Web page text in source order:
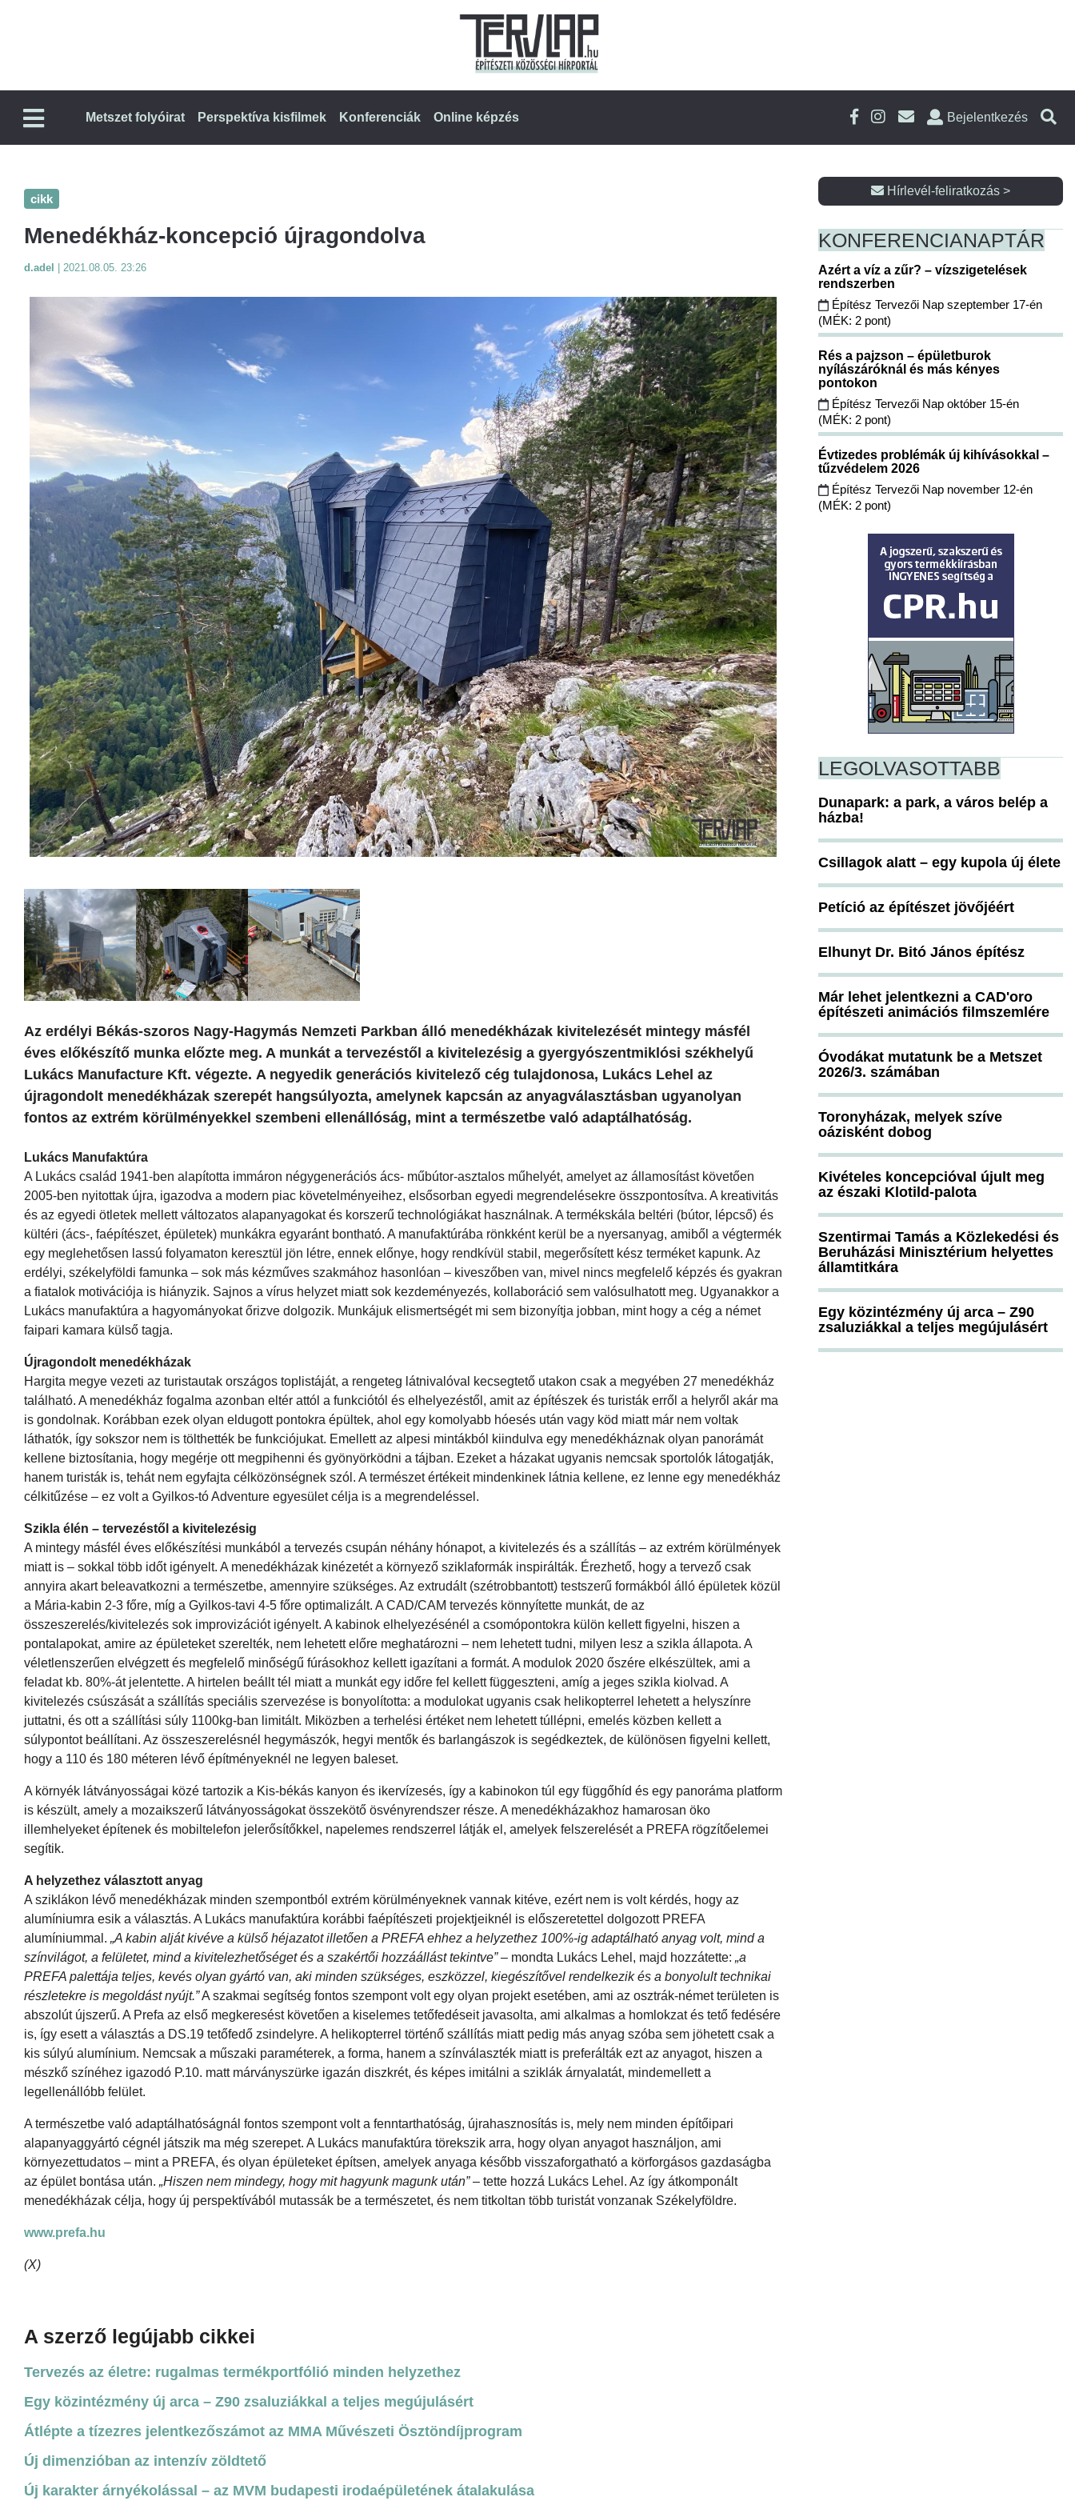
Metszet folyóirat Perspektíva kisfilmek Konferenciák Online képzés Bejelentkezés
cikk
Menedékház-koncepció újragondolva
d.adel 2021.08.05. 23:26
Az erdélyi Békás-szoros Nagy-Hagymás Nemzeti Parkban álló menedékházak kivitelezését mintegy másfél
éves előkészítő munka előzte meg. A munkát a tervezéstől a kivitelezésig a gyergyószentmiklósi székhelyű
Lukács Manufacture Kft. végezte. A negyedik generációs kivitelező cég tulajdonosa, Lukács Lehel az
újragondolt menedékházak szerepét hangsúlyozta, amelynek kapcsán az anyagválasztásban ugyanolyan
fontos az extrém körülményekkel szembeni ellenállóság, mint a természetbe való adaptálhatóság.
Lukács Manufaktúra
A Lukács család 1941-ben alapította immáron négygenerációs ács- műbútor-asztalos műhelyét, amelyet az államosítást követően
2005-ben nyitottak újra, igazodva a modern piac követelményeihez, elsősorban egyedi megrendelésekre összpontosítva. A kreativitás
és az egyedi ötletek mellett változatos alapanyagokat és korszerű technológiákat használnak. A termékskála beltéri (bútor, lépcső) és
kültéri (ács-, faépítészet, épületek) munkákra egyaránt bontható. A manufaktúrába rönkként kerül be a nyersanyag, amiből a végtermék
egy meglehetősen lassú folyamaton keresztül jön létre, ennek előnye, hogy rendkívül stabil, megerősített kész terméket kapunk. Az
erdélyi, székelyföldi famunka – sok más kézműves szakmához hasonlóan – kiveszőben van, mivel nincs megfelelő képzés és gyakran
a fiatalok motivációja is hiányzik. Sajnos a vírus helyzet miatt sok kezdeményezés, kollaboráció sem valósulhatott meg. Ugyanakkor a
Lukács manufaktúra a hagyományokat őrizve dolgozik. Munkájuk elismertségét mi sem bizonyítja jobban, mint hogy a cég a német
faipari kamara külső tagja.
Újragondolt menedékházak
Hargita megye vezeti az turistautak országos toplistáját, a rengeteg látnivalóval kecsegtető utakon csak a megyében 27 menedékház
található. A menedékház fogalma azonban eltér attól a funkciótól és elhelyezéstől, amit az építészek és turisták erről a helyről akár ma
is gondolnak. Korábban ezek olyan eldugott pontokra épültek, ahol egy komolyabb hóesés után vagy köd miatt már nem voltak
láthatók, így sokszor nem is tölthették be funkciójukat. Emellett az alpesi mintákból kiindulva egy menedékháznak olyan panorámát
kellene biztosítania, hogy megérje ott megpihenni és gyönyörködni a tájban. Ezeket a házakat ugyanis nemcsak sportolók látogatják,
hanem turisták is, tehát nem egyfajta célközönségnek szól. A természet értékeit mindenkinek látnia kellene, ez lenne egy menedékház
célkitűzése – ez volt a Gyilkos-tó Adventure egyesület célja is a megrendeléssel.
Szikla élén – tervezéstől a kivitelezésig
A mintegy másfél éves előkészítési munkából a tervezés csupán néhány hónapot, a kivitelezés és a szállítás – az extrém körülmények
miatt is – sokkal több időt igényelt. A menedékházak kinézetét a környező sziklaformák inspirálták. Érezhető, hogy a tervező csak
annyira akart beleavatkozni a természetbe, amennyire szükséges. Az extrudált (szétrobbantott) testszerű formákból álló épületek közül
a Mária-kabin 2-3 főre, míg a Gyilkos-tavi 4-5 főre optimalizált. A CAD/CAM tervezés könnyítette munkát, de az
összeszerelés/kivitelezés sok improvizációt igényelt. A kabinok elhelyezésénél a csomópontokra külön kellett figyelni, hiszen a
pontalapokat, amire az épületeket szerelték, nem lehetett előre meghatározni – nem lehetett tudni, milyen lesz a szikla állapota. A
véletlenszerűen elvégzett és megfelelő minőségű fúrásokhoz kellett igazítani a formát. A modulok 2020 őszére elkészültek, ami a
feladat kb. 80%-át jelentette. A hirtelen beállt tél miatt a munkát egy időre fel kellett függeszteni, amíg a jeges szikla kiolvad. A
kivitelezés csúszását a szállítás speciális szervezése is bonyolította: a modulokat ugyanis csak helikopterrel lehetett a helyszínre
juttatni, és ott a szállítási súly 1100kg-ban limitált. Miközben a terhelési értéket nem lehetett túllépni, emelés közben kellett a
súlypontot beállítani. Az összeszerelésnél hegymászók, hegyi mentők és barlangászok is segédkeztek, de különösen figyelni kellett,
hogy a 110 és 180 méteren lévő építményeknél ne legyen baleset.
A környék látványosságai közé tartozik a Kis-békás kanyon és ikervízesés, így a kabinokon túl egy függőhíd és egy panoráma platform
is készült, amely a mozaikszerű látványosságokat összekötő ösvényrendszer része. A menedékházakhoz hamarosan öko
illemhelyeket építenek és mobiltelefon jelerősítőkkel, napelemes rendszerrel látják el, amelyek felszerelését a PREFA rögzítőelemei
segítik.
A helyzethez választott anyag
A sziklákon lévő menedékházak minden szempontból extrém körülményeknek vannak kitéve, ezért nem is volt kérdés, hogy az
alumíniumra esik a választás. A Lukács manufaktúra korábbi faépítészeti projektjeiknél is előszeretettel dolgozott PREFA
alumíniummal. „A kabin alját kivéve a külső héjazatot illetően a PREFA ehhez a helyzethez 100%-ig adaptálható anyag volt, mind a
színvilágot, a felületet, mind a kivitelezhetőséget és a szakértői hozzáállást tekintve”– mondta Lukács Lehel, majd hozzátette: „a
PREFA palettája teljes, kevés olyan gyártó van, aki minden szükséges, eszközzel, kiegészítővel rendelkezik és a bonyolult technikai
részletekre is megoldást nyújt.”A szakmai segítség fontos szempont volt egy olyan projekt esetében, ami az osztrák-német területen is
abszolút újszerű. A Prefa az első megkeresést követően a kiselemes tetőfedéseit javasolta, ami alkalmas a homlokzat és tető fedésére
is, így esett a választás a DS.19 tetőfedő zsindelyre. A helikopterrel történő szállítás miatt pedig más anyag szóba sem jöhetett csak a
kis súlyú alumínium. Nemcsak a műszaki paraméterek, a forma, hanem a színválaszték miatt is preferálták ezt az anyagot, hiszen a
mészkő színéhez igazodó P.10. matt márványszürke igazán diszkrét, és képes imitálni a sziklák árnyalatát, mindemellett a
legellenállóbb felület.
A természetbe való adaptálhatóságnál fontos szempont volt a fenntarthatóság, újrahasznosítás is, mely nem minden építőipari
alapanyaggyártó cégnél játszik ma még szerepet. A Lukács manufaktúra törekszik arra, hogy olyan anyagot használjon, ami
környezettudatos – mint a PREFA, és olyan épületeket építsen, amelyek anyaga később visszaforgatható a körforgásos gazdaságba
az épület bontása után. „Hiszen nem mindegy, hogy mit hagyunk magunk után”– tette hozzá Lukács Lehel. Az így átkomponált
menedékházak célja, hogy új perspektívából mutassák be a természetet, és nem titkoltan több turistát vonzanak Székelyföldre.
www.prefa.hu
(X)
A szerző legújabb cikkei
Tervezés az életre: rugalmas termékportfólió minden helyzethez
Egy közintézmény új arca – Z90 zsaluziákkal a teljes megújulásért
Átlépte a tízezres jelentkezőszámot az MMA Művészeti Ösztöndíjprogram
Új dimenzióban az intenzív zöldtető
Új karakter árnyékolással – az MVM budapesti irodaépületének átalakulása
Hírlevél-feliratkozás >
KONFERENCIANAPTÁR
Azért a víz a zűr? – vízszigetelések
rendszerben
Építész Tervezői Nap szeptember 17-én
(MÉK: 2 pont)
Rés a pajzson – épületburok
nyílászáróknál és más kényes
pontokon
Építész Tervezői Nap október 15-én
(MÉK: 2 pont)
Évtizedes problémák új kihívásokkal –
tűzvédelem 2026
Építész Tervezői Nap november 12-én
(MÉK: 2 pont)
LEGOLVASOTTABB
Dunapark: a park, a város belép a
házba!
Csillagok alatt – egy kupola új élete
Petíció az építészet jövőjéért
Elhunyt Dr. Bitó János építész
Már lehet jelentkezni a CAD'oro
építészeti animációs filmszemlére
Óvodákat mutatunk be a Metszet
2026/3. számában
Toronyházak, melyek szíve
oázisként dobog
Kivételes koncepcióval újult meg
az északi Klotild-palota
Szentirmai Tamás a Közlekedési és
Beruházási Minisztérium helyettes
államtitkára
Egy közintézmény új arca – Z90
zsaluziákkal a teljes megújulásért